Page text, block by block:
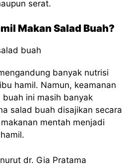
serat.
Makan Salad Buah?
banyak nutrisi
hamil. Namun, keamanan
ini masih banyak
salad buah disajikan secara
mentah menjadi
dr. Gia Pratama